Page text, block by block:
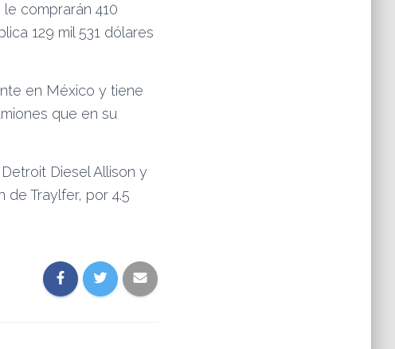
comprarán 410
129 mil 531 dólares
en México y tiene
que en su
Diesel Allison y
de Traylfer, por 4.5